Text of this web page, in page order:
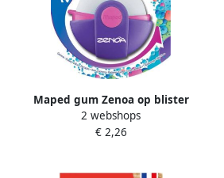
Maped gum Zenoa op blister
2 webshops
€ 2,26